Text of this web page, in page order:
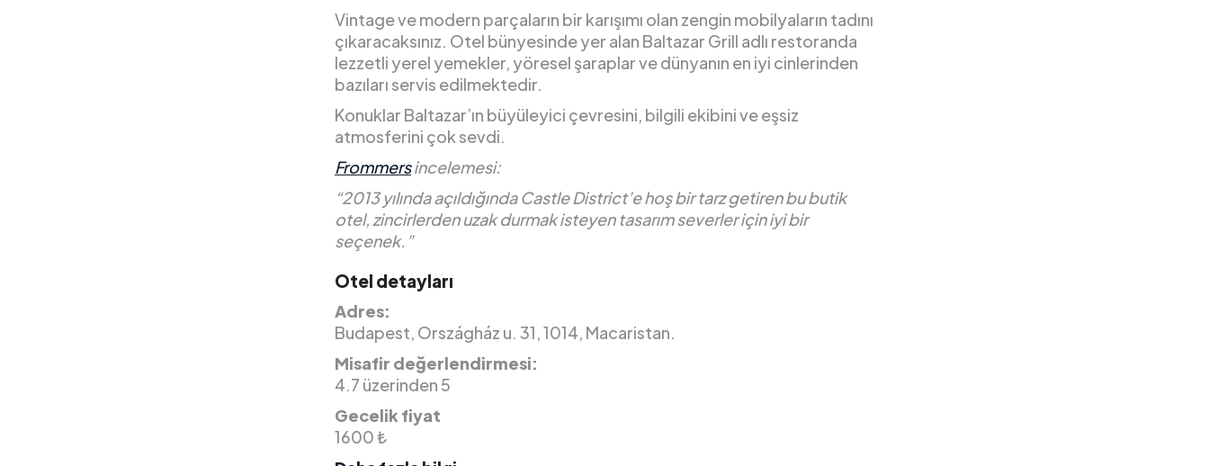
Vintage ve modern parçaların bir karışımı olan zengin mobilyaların tadını
çıkaracaksınız. Otel bünyesinde yer alan Baltazar Grill adlı restoranda
lezzetli yerel yemekler, yöresel şaraplar ve dünyanın en iyi cinlerinden
bazıları servis edilmektedir.
Konuklar Baltazar’ın büyüleyici çevresini, bilgili ekibini ve eşsiz
atmosferini çok sevdi.
Frommersincelemesi:
“2013 yılında açıldığında Castle District’e hoş bir tarz getiren bu butik
otel, zincirlerden uzak durmak isteyen tasarım severler için iyi bir
seçenek.”
Otel detayları
Adres:
Budapest, Országház u. 31, 1014, Macaristan.
Misafir değerlendirmesi:
4.7 üzerinden 5
Gecelik fiyat
1600 ₺